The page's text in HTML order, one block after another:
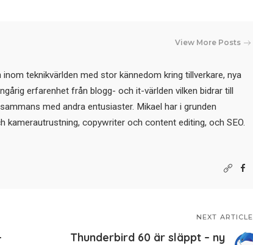
View More Posts
teknikvärlden med stor kännedom kring tillverkare, nya
erfarenhet från blogg- och it-världen vilken bidrar till
med andra entusiaster. Mikael har i grunden
copywriter och content editing, och SEO.
NEXT ARTICLE
Thunderbird 60 är släppt – ny